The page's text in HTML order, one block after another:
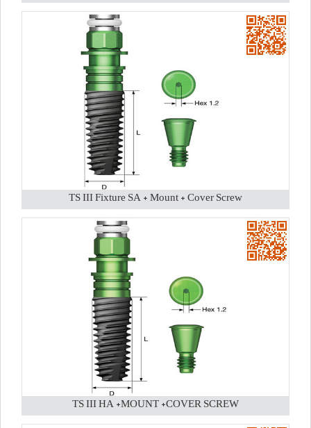
TS III Fixture SA + Mount + Cover Screw
TS III HA +MOUNT +COVER SCREW